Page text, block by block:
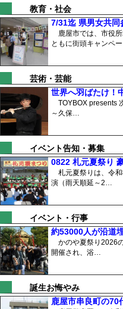
教育・社会
7/31迄 県男女共
鹿屋市では、市役所
ともに街頭キャンペ
芸術・芸能
世界へ羽ばたけ！
TOYBOX presents
～久保…
イベント告知・募集
0822 札元夏祭り
札元夏祭りは、令
演（雨天順延～2…
イベント・行事
約53000人が沿道
かのや夏祭り2026
開催され、浴…
誕生お悔やみ
鹿屋市串良町の